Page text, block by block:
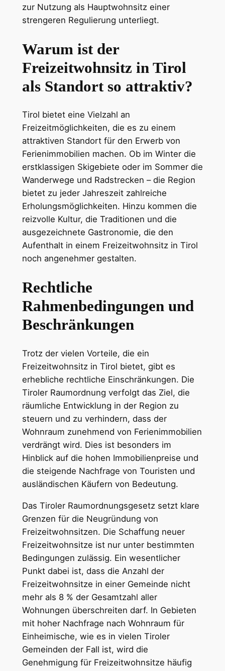
zur Nutzung als Hauptwohnsitz einer
strengeren Regulierung unterliegt.
Warum ist der
Freizeitwohnsitz in Tirol
als Standort so attraktiv?
Tirol bietet eine Vielzahl an
Freizeitmöglichkeiten, die es zu einem
attraktiven Standort für den Erwerb von
Ferienimmobilien machen. Ob im Winter die
erstklassigen Skigebiete oder im Sommer die
Wanderwege und Radstrecken – die Region
bietet zu jeder Jahreszeit zahlreiche
Erholungsmöglichkeiten. Hinzu kommen die
reizvolle Kultur, die Traditionen und die
ausgezeichnete Gastronomie, die den
Aufenthalt in einem Freizeitwohnsitz in Tirol
noch angenehmer gestalten.
Rechtliche
Rahmenbedingungen und
Beschränkungen
Trotz der vielen Vorteile, die ein
Freizeitwohnsitz in Tirol bietet, gibt es
erhebliche rechtliche Einschränkungen. Die
Tiroler Raumordnung verfolgt das Ziel, die
räumliche Entwicklung in der Region zu
steuern und zu verhindern, dass der
Wohnraum zunehmend von Ferienimmobilien
verdrängt wird. Dies ist besonders im
Hinblick auf die hohen Immobilienpreise und
die steigende Nachfrage von Touristen und
ausländischen Käufern von Bedeutung.
Das Tiroler Raumordnungsgesetz setzt klare
Grenzen für die Neugründung von
Freizeitwohnsitzen. Die Schaffung neuer
Freizeitwohnsitze ist nur unter bestimmten
Bedingungen zulässig. Ein wesentlicher
Punkt dabei ist, dass die Anzahl der
Freizeitwohnsitze in einer Gemeinde nicht
mehr als 8 % der Gesamtzahl aller
Wohnungen überschreiten darf. In Gebieten
mit hoher Nachfrage nach Wohnraum für
Einheimische, wie es in vielen Tiroler
Gemeinden der Fall ist, wird die
Genehmigung für Freizeitwohnsitze häufig